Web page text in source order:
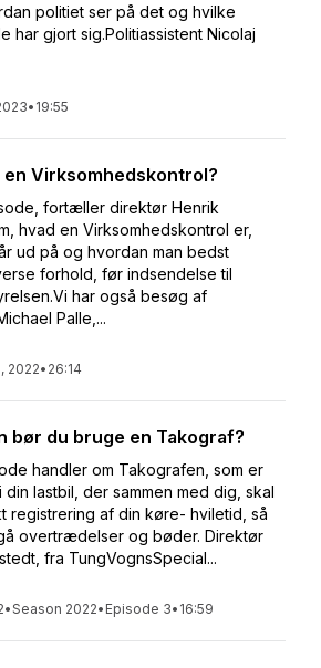
politiet ser på det og hvilke
har gjort sig.Politiassistent Nicolaj
• 19:55
en Virksomhedskontrol?
fortæller direktør Henrik
hvad en Virksomhedskontrol er,
ud på og hvordan man bedst
forhold, før indsendelse til
har også besøg af
Palle,...
2022• 26:14
bør du bruge en Takograf?
handler om Takografen, som er
lastbil, der sammen med dig, skal
registrering af din køre- hviletid, så
overtrædelser og bøder. Direktør
fra TungVognsSpecial...
•Season 2022• Episode 3• 16:59